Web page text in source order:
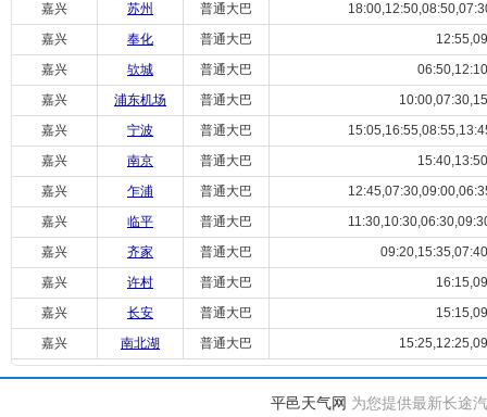
嘉兴
苏州 普通大巴
嘉兴
奉化 普通大巴
嘉兴
欤城 普通大巴
嘉兴
浦东机场 普通大巴
嘉兴
宁波 普通大巴
嘉兴
南京 普通大巴
嘉兴
乍浦 普通大巴
嘉兴
临平 普通大巴
嘉兴
齐家 普通大巴
嘉兴
许村 普通大巴
嘉兴
长安 普通大巴
嘉兴
南北湖 普通大巴
平邑天气网 为您提供最新长途